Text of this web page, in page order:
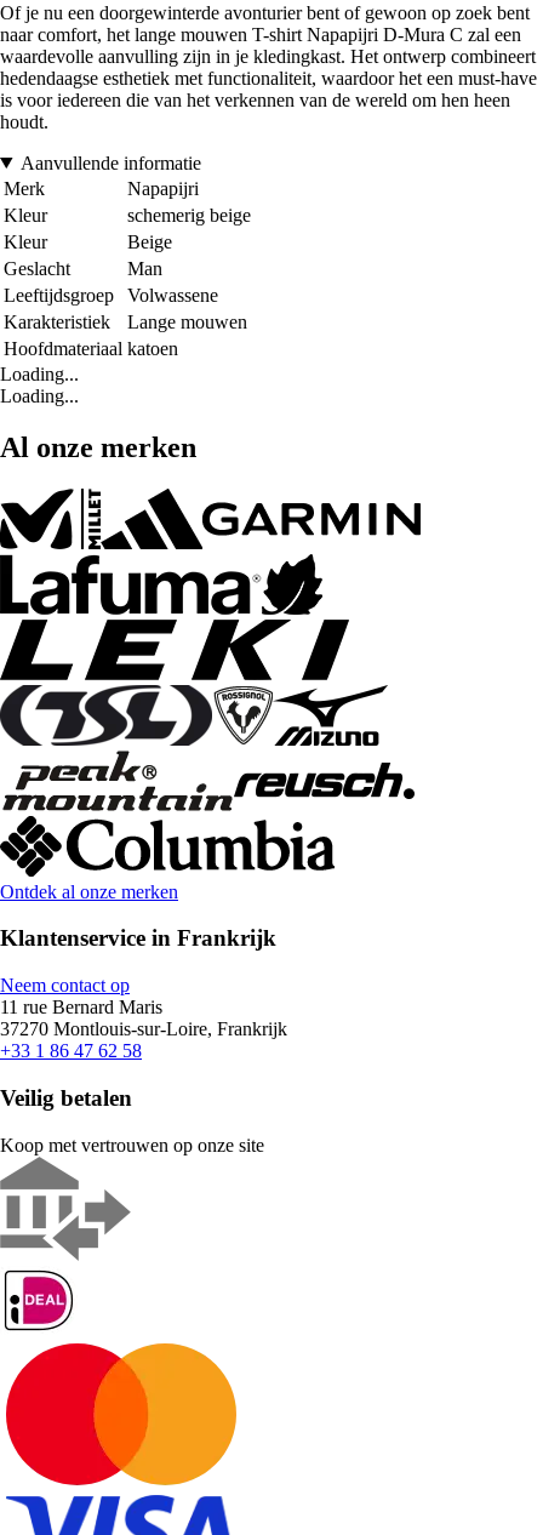
Of je nu een doorgewinterde avonturier bent of gewoon op zoek bent
naar comfort, het lange mouwen T-shirt Napapijri D-Mura C zal een
waardevolle aanvulling zijn in je kledingkast. Het ontwerp combineert
hedendaagse esthetiek met functionaliteit, waardoor het een must-have
is voor iedereen die van het verkennen van de wereld om hen heen
houdt.
Aanvullende informatie
Merk
Napapijri
Kleur
schemerig beige
Kleur
Beige
Geslacht
Man
Leeftijdsgroep
Volwassene
Karakteristiek
Lange mouwen
Hoofdmateriaal katoen
Loading...
Loading...
Al onze merken
Ontdek al onze merken
Klantenservice in Frankrijk
Neem contact op
11 rue Bernard Maris
37270 Montlouis-sur-Loire, Frankrijk
+33 1 86 47 62 58
Veilig betalen
Koop met vertrouwen op onze site